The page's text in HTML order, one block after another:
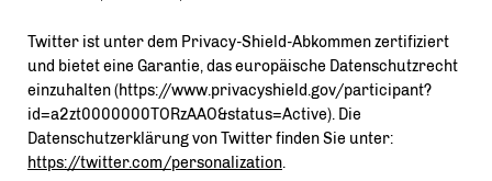
Twitter ist unter dem Privacy-Shield-Abkommen zertifiziert
und bietet eine Garantie, das europäische Datenschutzrecht
einzuhalten (https://www.privacyshield.gov/participant?
id=a2zt0000000TORzAAO&status=Active). Die
Datenschutzerklärung von Twitter finden Sie unter:
https://twitter.com/personalization.